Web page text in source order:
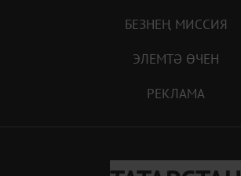
БЕЗНЕҢ МИССИЯ
ЭЛЕМТӘ ӨЧЕН
РЕКЛАМА